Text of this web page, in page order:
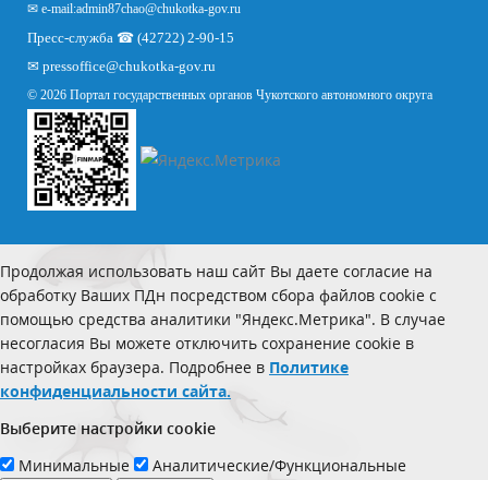
✉ e-mail:admin87chao@chukotka-gov.ru
Пресс-служба ☎ (42722) 2-90-15
✉ pressoffice@chukotka-gov.ru
© 2026 Портал государственных органов Чукотского автономного округа
Продолжая использовать наш сайт Вы даете согласие на
обработку Ваших ПДн посредством сбора файлов cookie с
помощью средства аналитики "Яндекс.Метрика". В случае
несогласия Вы можете отключить сохранение cookie в
настройках браузера. Подробнее в Политике
конфиденциальности сайта.
Выберите настройки cookie
Минимальные
Аналитические/Функциональные